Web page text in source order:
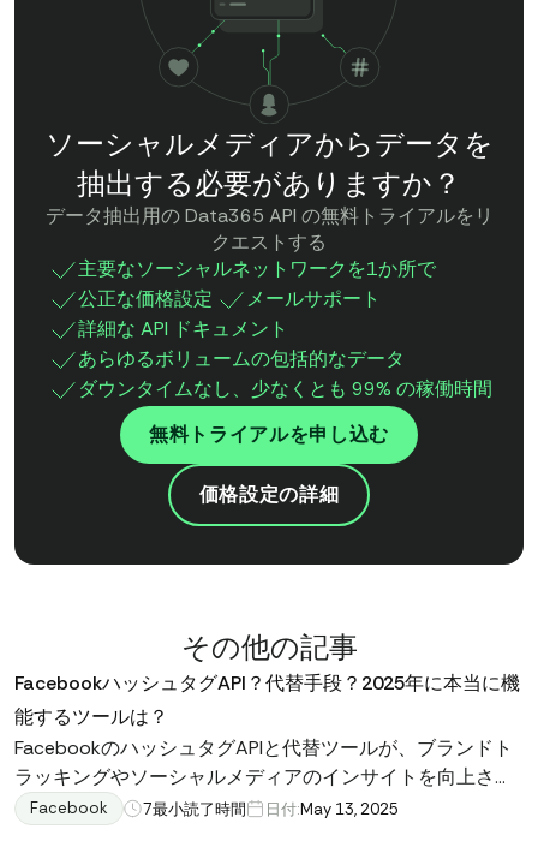
ソーシャルメディアからデータを
抽出する必要がありますか？
データ抽出用の Data365 API の無料トライアルをリ
クエストする
主要なソーシャルネットワークを1か所で
公正な価格設定
メールサポート
詳細な API ドキュメント
あらゆるボリュームの包括的なデータ
ダウンタイムなし、少なくとも 99% の稼働時間
無料トライアルを申し込む
価格設定の詳細
その他の記事
FacebookハッシュタグAPI？代替手段？2025年に本当に機
能するツールは？
FacebookのハッシュタグAPIと代替ツールが、ブランドト
ラッキングやソーシャルメディアのインサイトを向上させ
るために、データを効率的に収集・分析する方法を発見し
Facebook 7最小読了時間 日付:May 13, 2025